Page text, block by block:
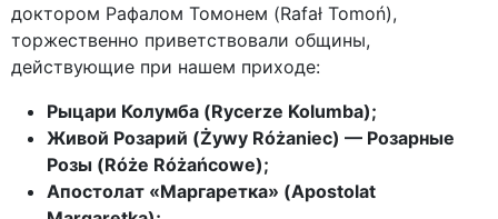
доктором Рафалом Томонем (Rafał Tomoń),
торжественно приветствовали общины,
действующие при нашем приходе:
Рыцари Колумба (Rycerze Kolumba);
Живой Розарий (Żywy Różaniec) — Розарные
Розы (Róże Różańcowe);
Апостолат «Маргаретка» (Apostolat